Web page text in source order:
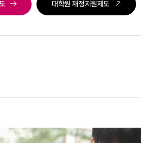
대학원 재정지원제도